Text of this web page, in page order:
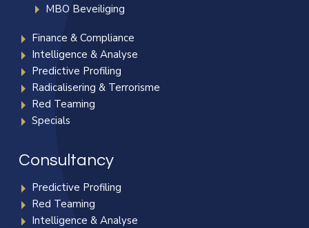
MBO Beveiliging
Finance & Compliance
Intelligence & Analyse
Predictive Profiling
Radicalisering & Terrorisme
Red Teaming
Specials
Consultancy
Predictive Profiling
Red Teaming
Intelligence & Analyse